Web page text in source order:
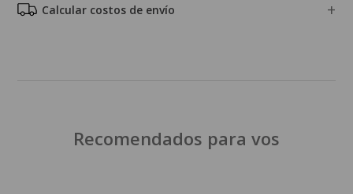
Calcular costos de envío
Recomendados para vos